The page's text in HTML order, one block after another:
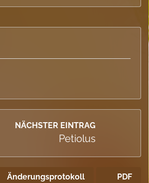
NÄCHSTER EINTRAG
Petiolus
Änderungsprotokoll PDF